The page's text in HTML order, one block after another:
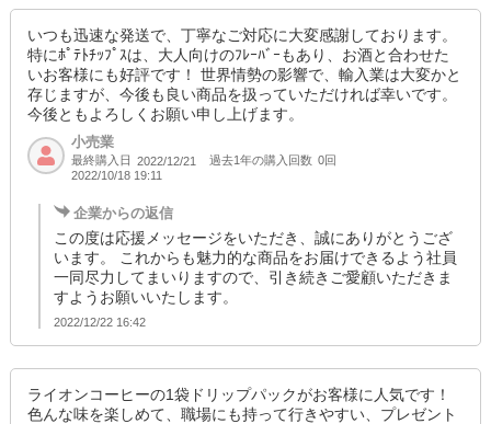
いつも迅速な発送で、丁寧なご対応に大変感謝しております。
特にﾎﾟﾃﾄﾁｯﾌﾟｽは、大人向けのﾌﾚｰﾊﾞｰもあり、お酒と合わせた
いお客様にも好評です！ 世界情勢の影響で、輸入業は大変かと
存じますが、今後も良い商品を扱っていただければ幸いです。
今後ともよろしくお願い申し上げます。
小売業
最終購入日 2022/12/21 過去1年の購入回数 0回
2022/10/18 19:11
企業からの返信
この度は応援メッセージをいただき、誠にありがとうござ
います。 これからも魅力的な商品をお届けできるよう社員
一同尽力してまいりますので、引き続きご愛顧いただきま
すようお願いいたします。
2022/12/22 16:42
ライオンコーヒーの1袋ドリップパックがお客様に人気です！
色んな味を楽しめて、職場にも持って行きやすい、プレゼント